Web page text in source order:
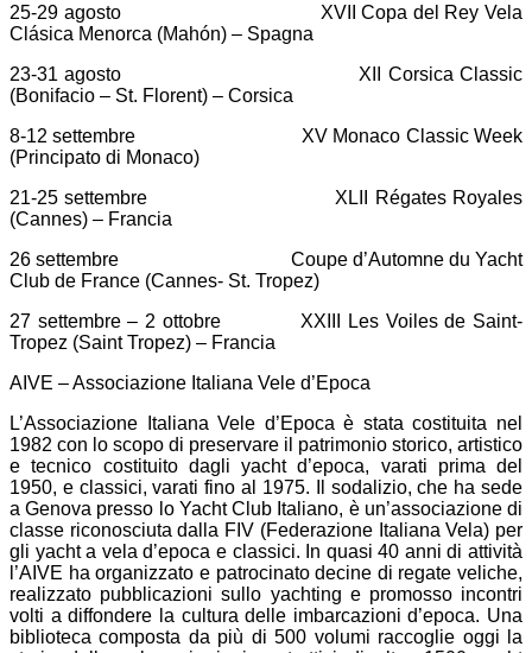
25-29 agosto XVII Copa del Rey Vela
Clásica Menorca (Mahón) – Spagna
23-31 agosto XII Corsica Classic
(Bonifacio – St. Florent) – Corsica
8-12 settembre XV Monaco Classic Week
(Principato di Monaco)
21-25 settembre XLII Régates Royales
(Cannes) – Francia
26 settembre Coupe d’Automne du Yacht
Club de France (Cannes- St. Tropez)
27 settembre – 2 ottobre XXIII Les Voiles de Saint-
Tropez (Saint Tropez) – Francia
AIVE – Associazione Italiana Vele d’Epoca
L’Associazione Italiana Vele d’Epoca è stata costituita nel
1982 con lo scopo di preservare il patrimonio storico, artistico
e tecnico costituito dagli yacht d’epoca, varati prima del
1950, e classici, varati fino al 1975. Il sodalizio, che ha sede
a Genova presso lo Yacht Club Italiano, è un’associazione di
classe riconosciuta dalla FIV (Federazione Italiana Vela) per
gli yacht a vela d’epoca e classici. In quasi 40 anni di attività
l’AIVE ha organizzato e patrocinato decine di regate veliche,
realizzato pubblicazioni sullo yachting e promosso incontri
volti a diffondere la cultura delle imbarcazioni d’epoca. Una
biblioteca composta da più di 500 volumi raccoglie oggi la